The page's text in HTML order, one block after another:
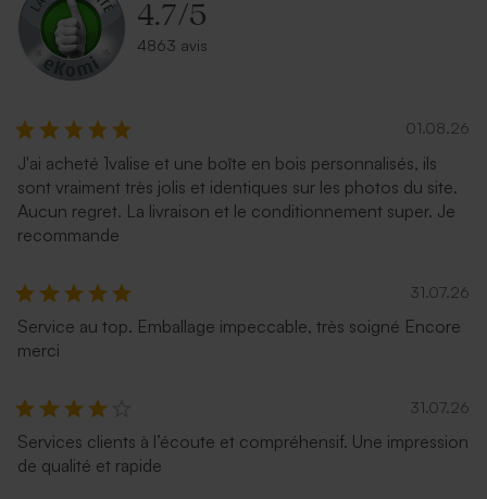
4.7/5
4863 avis
01.08.26
J'ai acheté 1valise et une boîte en bois personnalisés, ils
sont vraiment très jolis et identiques sur les photos du site.
Aucun regret. La livraison et le conditionnement super. Je
recommande
31.07.26
Service au top. Emballage impeccable, très soigné Encore
merci
31.07.26
Services clients à l’écoute et compréhensif. Une impression
de qualité et rapide